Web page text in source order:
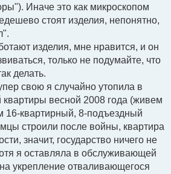
Иначе это как микроскопом
стоят изделия, непонятно,
изделия, мне нравится, и он
только не подумайте, что
делать.
свою я случайно утопила в
квартиры весной 2008 года (живем
16-квартирный, 8-подъездный
строили после войны, квартира
значит, государство ничего не
я оставляла в обслуживающей
укрепление отваливающегося